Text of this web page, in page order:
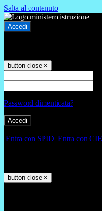
Salta al contenuto
Accedi
button close ×
Password dimenticata?
Entra con SPID Entra con CIE
button close ×